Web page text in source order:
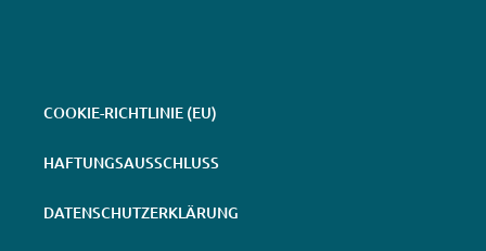
COOKIE-RICHTLINIE (EU)
HAFTUNGSAUSSCHLUSS
DATENSCHUTZERKLÄRUNG